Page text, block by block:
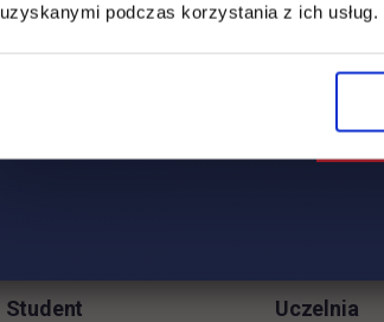
uzyskanymi podczas korzystania z ich usług.
Student Uczelnia